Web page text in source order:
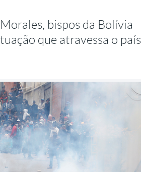
bispos da Bolívia
que atravessa o país